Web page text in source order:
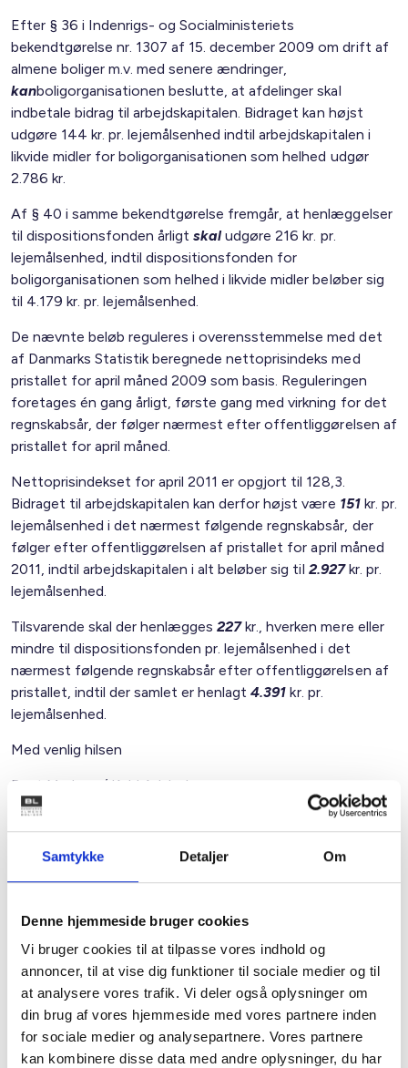
Samtykke Detaljer Om
Denne hjemmeside bruger cookies
Vi bruger cookies til at tilpasse vores indhold og
annoncer, til at vise dig funktioner til sociale medier og til
at analysere vores trafik. Vi deler også oplysninger om
din brug af vores hjemmeside med vores partnere inden
for sociale medier og analysepartnere. Vores partnere
kan kombinere disse data med andre oplysninger, du har
Efter § 36 i Indenrigs- og Socialministeriets
bekendtgørelse nr. 1307 af 15. december 2009 om drift af
almene boliger m.v. med senere ændringer,
kanboligorganisationen beslutte, at afdelinger skal
indbetale bidrag til arbejdskapitalen. Bidraget kan højst
udgøre 144 kr. pr. lejemålsenhed indtil arbejdskapitalen i
likvide midler for boligorganisationen som helhed udgør
2.786 kr.
Af § 40 i samme bekendtgørelse fremgår, at henlæggelser
til dispositionsfonden årligtskaludgøre 216 kr. pr.
lejemålsenhed, indtil dispositionsfonden for
boligorganisationen som helhed i likvide midler beløber sig
til 4.179 kr. pr. lejemålsenhed.
De nævnte beløb reguleres i overensstemmelse med det
af Danmarks Statistik beregnede nettoprisindeks med
pristallet for april måned 2009 som basis. Reguleringen
foretages én gang årligt, første gang med virkning for det
regnskabsår, der følger nærmest efter offentliggørelsen af
pristallet for april måned.
Nettoprisindekset for april 2011 er opgjort til 128,3.
Bidraget til arbejdskapitalen kan derfor højst være 151kr. pr.
lejemålsenhed i det nærmest følgende regnskabsår, der
følger efter offentliggørelsen af pristallet for april måned
2011, indtil arbejdskapitalen i alt beløber sig til 2.927kr. pr.
lejemålsenhed.
Tilsvarende skal der henlægges227kr., hverken mere eller
mindre til dispositionsfonden pr. lejemålsenhed i det
nærmest følgende regnskabsår efter offentliggørelsen af
pristallet, indtil der samlet er henlagt4.391 kr. pr.
lejemålsenhed.
Med venlig hilsen
Bent Madsen / Keld Adsbøl
Kontakt
Bent Madsen
Adm. direktør
Tlf: 28 88 18 77
Mail: bma@bl.dk